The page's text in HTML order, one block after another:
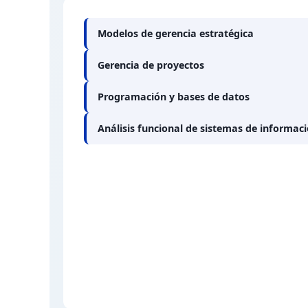
Modelos de gerencia estratégica
Gerencia de proyectos
Programación y bases de datos
Análisis funcional de sistemas de